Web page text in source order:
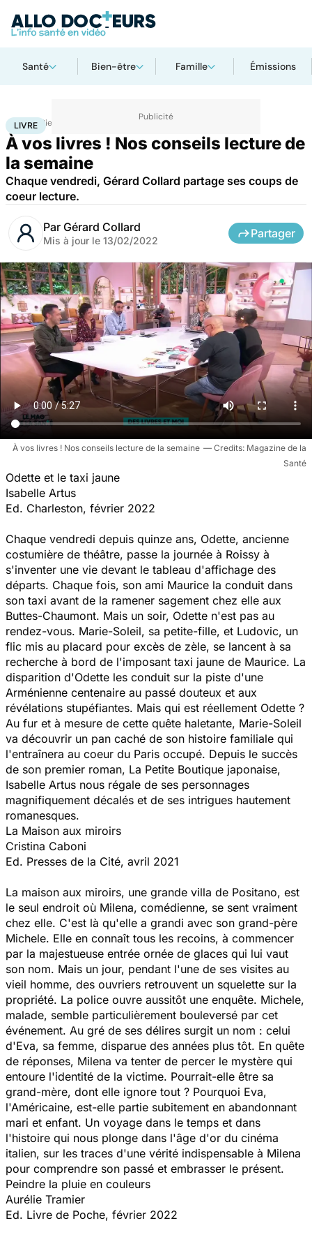
Santé Bien-être Famille Émissions
Accueil Bien-être
LIVRE
À vos livres ! Nos conseils lecture de
la semaine
Chaque vendredi, Gérard Collard partage ses coups de
coeur lecture.
Par Gérard Collard
Mis à jour le 13/02/2022
Partager
À vos livres ! Nos conseils lecture de la semaine
Magazine de la
Santé
Odette et le taxi jaune
Isabelle Artus
Ed. Charleston, février 2022
Chaque vendredi depuis quinze ans, Odette, ancienne
costumière de théâtre, passe la journée à Roissy à
s'inventer une vie devant le tableau d'affichage des
départs. Chaque fois, son ami Maurice la conduit dans
son taxi avant de la ramener sagement chez elle aux
Buttes-Chaumont. Mais un soir, Odette n'est pas au
rendez-vous. Marie-Soleil, sa petite-fille, et Ludovic, un
flic mis au placard pour excès de zèle, se lancent à sa
recherche à bord de l'imposant taxi jaune de Maurice. La
disparition d'Odette les conduit sur la piste d'une
Arménienne centenaire au passé douteux et aux
révélations stupéfiantes. Mais qui est réellement Odette ?
Au fur et à mesure de cette quête haletante, Marie-Soleil
va découvrir un pan caché de son histoire familiale qui
l'entraînera au coeur du Paris occupé. Depuis le succès
de son premier roman, La Petite Boutique japonaise,
Isabelle Artus nous régale de ses personnages
magnifiquement décalés et de ses intrigues hautement
romanesques.
La Maison aux miroirs
Cristina Caboni
Ed. Presses de la Cité, avril 2021
La maison aux miroirs, une grande villa de Positano, est
le seul endroit où Milena, comédienne, se sent vraiment
chez elle. C'est là qu'elle a grandi avec son grand-père
Michele. Elle en connaît tous les recoins, à commencer
par la majestueuse entrée ornée de glaces qui lui vaut
son nom. Mais un jour, pendant l'une de ses visites au
vieil homme, des ouvriers retrouvent un squelette sur la
propriété. La police ouvre aussitôt une enquête. Michele,
malade, semble particulièrement bouleversé par cet
événement. Au gré de ses délires surgit un nom : celui
d'Eva, sa femme, disparue des années plus tôt. En quête
de réponses, Milena va tenter de percer le mystère qui
entoure l'identité de la victime. Pourrait-elle être sa
grand-mère, dont elle ignore tout ? Pourquoi Eva,
l'Américaine, est-elle partie subitement en abandonnant
mari et enfant. Un voyage dans le temps et dans
l'histoire qui nous plonge dans l'âge d'or du cinéma
italien, sur les traces d'une vérité indispensable à Milena
pour comprendre son passé et embrasser le présent.
Peindre la pluie en couleurs
Aurélie Tramier
Ed. Livre de Poche, février 2022